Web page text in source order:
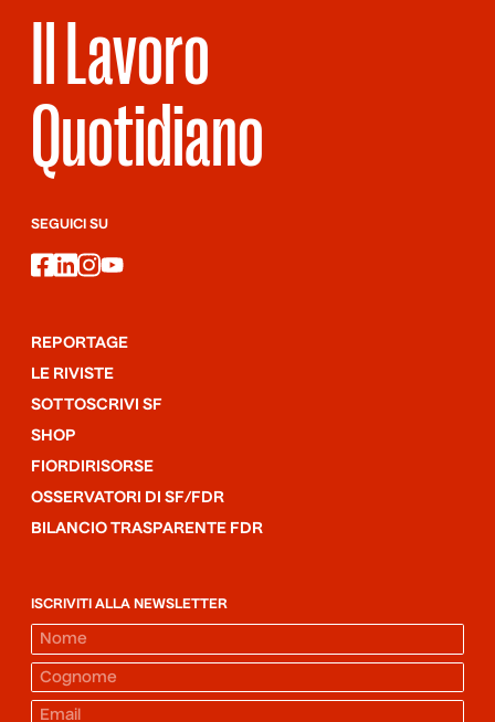
Il Lavoro
Quotidiano
SEGUICI SU
facebook
linkedin
instagram
youtube
REPORTAGE
LE RIVISTE
SOTTOSCRIVI SF
SHOP
FIORDIRISORSE
OSSERVATORI DI SF/FDR
BILANCIO TRASPARENTE FDR
ISCRIVITI ALLA NEWSLETTER